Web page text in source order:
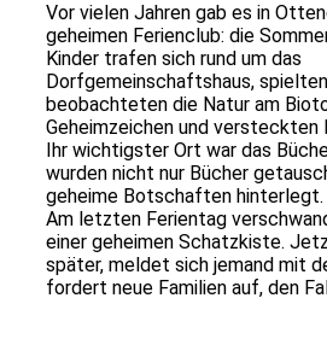
Vor vielen Jahren gab es in
geheimen Ferienclub: die
Kinder trafen sich rund um das
Dorfgemeinschaftshaus,
beobachteten die Natur am
Geheimzeichen und versteckten
Ihr wichtigster Ort war das
wurden nicht nur Bücher
geheime Botschaften hinterlegt.
Am letzten Ferientag
einer geheimen Schatzkiste.
später, meldet sich jemand mit
fordert neue Familien auf, den